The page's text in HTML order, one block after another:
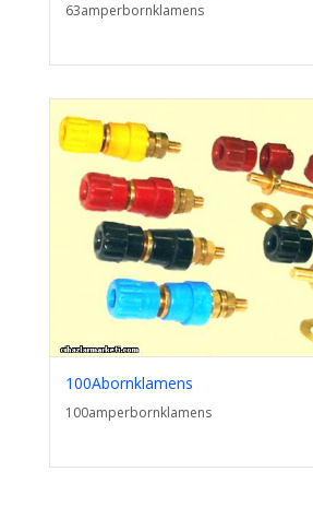
63amperbornklamens
100Abornklamens
100amperbornklamens